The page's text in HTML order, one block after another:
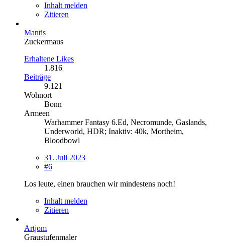
Inhalt melden
Zitieren
Mantis
Zuckermaus
Erhaltene Likes
1.816
Beiträge
9.121
Wohnort
Bonn
Armeen
Warhammer Fantasy 6.Ed, Necromunde, Gaslands,
Underworld, HDR; Inaktiv: 40k, Mortheim,
Bloodbowl
31. Juli 2023
#6
Los leute, einen brauchen wir mindestens noch!
Inhalt melden
Zitieren
Artjom
Graustufenmaler